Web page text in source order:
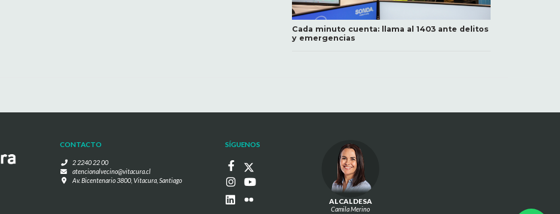
Cada minuto cuenta: llama al 1403 ante delitos
y emergencias
CONTACTO
2 2240 22 00
atencionalvecino@vitacura.cl
Av. Bicentenario 3800, Vitacura, Santiago
SÍGUENOS
ALCALDESA
Camila Merino